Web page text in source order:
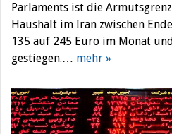
Parlaments ist die
Haushalt im Iran zwischen
135 auf 245 Euro im Monat
gestiegen.… mehr »